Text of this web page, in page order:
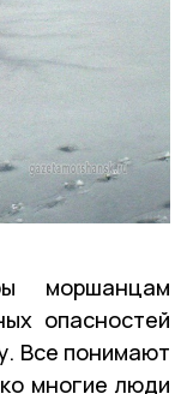
моршанцам
опасностей
Все понимают
многие люди